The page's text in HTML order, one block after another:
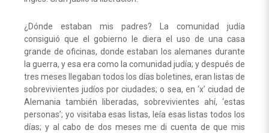
¿Dónde estaban mis padres? La comunidad judía
consiguió que el gobierno le diera el uso de una casa
grande de oficinas, donde estaban los alemanes durante
la guerra, y esa era como la comunidad judía; y después de
tres meses llegaban todos los días boletines, eran listas de
sobrevivientes judíos por ciudades; o sea, en ‘x’ ciudad de
Alemania también liberadas, sobrevivientes ahí, ‘estas
personas’; yo visitaba esas listas, leía esas listas todos los
días; y al cabo de dos meses me di cuenta de que mis